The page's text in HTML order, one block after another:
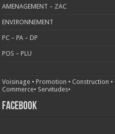
AMENAGEMENT – ZAC
ENVIRONNEMENT
PC – PA – DP
POS – PLU
Voisinage •Promotion •Construction •
Commerce• Servitudes•
FACEBOOK